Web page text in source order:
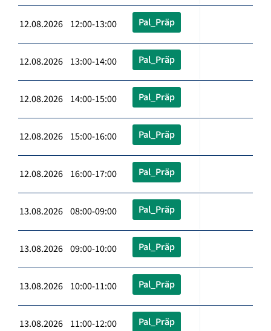
12.08.2026 12:00-13:00 Pal_Präp
12.08.2026 13:00-14:00 Pal_Präp
12.08.2026 14:00-15:00 Pal_Präp
12.08.2026 15:00-16:00 Pal_Präp
12.08.2026 16:00-17:00 Pal_Präp
13.08.2026 08:00-09:00 Pal_Präp
13.08.2026 09:00-10:00 Pal_Präp
13.08.2026 10:00-11:00 Pal_Präp
13.08.2026 11:00-12:00 Pal_Präp